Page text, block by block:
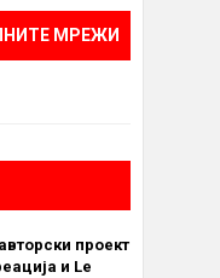
МРЕЖИ
проект
и Le